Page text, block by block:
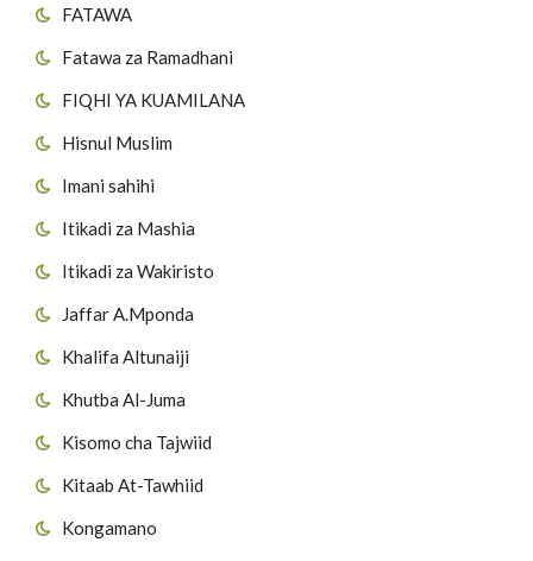
FATAWA
Fatawa za Ramadhani
FIQHI YA KUAMILANA
Hisnul Muslim
Imani sahihi
Itikadi za Mashia
Itikadi za Wakiristo
Jaffar A.Mponda
Khalifa Altunaiji
Khutba Al-Juma
Kisomo cha Tajwiid
Kitaab At-Tawhiid
Kongamano